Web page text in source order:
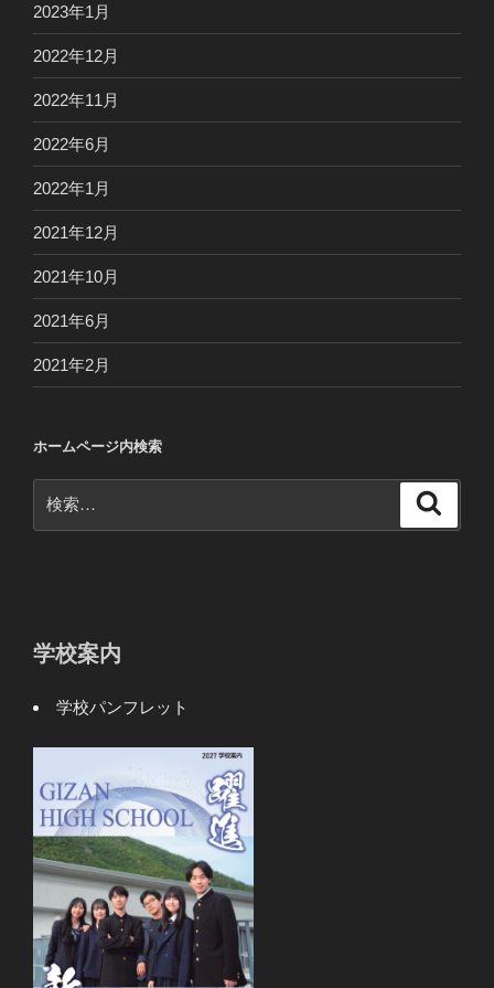
2023年1月
2022年12月
2022年11月
2022年6月
2022年1月
2021年12月
2021年10月
2021年6月
2021年2月
ホームページ内検索
索:
学校案内
学校パンフレット